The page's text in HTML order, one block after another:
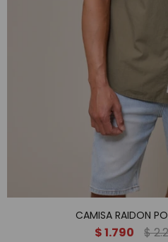
CAMISA RAIDON
$1.790 $